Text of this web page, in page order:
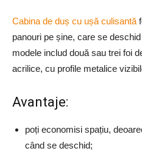
Cabina de duș cu ușă culisantă
panouri pe șine, care se
modele includ două sau trei foi
acrilice, cu profile metalice
Avantaje:
poți economisi spațiu,
când se deschid;